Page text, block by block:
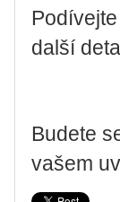
další
Budete
vašem